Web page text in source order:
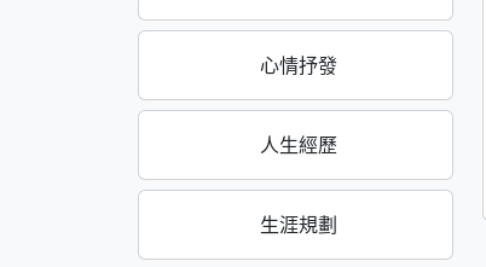
心情抒發
人生經歷
生涯規劃